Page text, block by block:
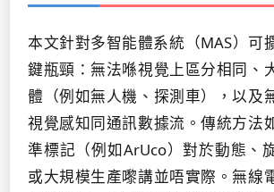
本文針對多智能體系統（MAS）可
鍵瓶頸：無法喺視覺上區分相同、
體（例如無人機、探測車），以及
視覺感知同通訊數據流。傳統方法
準標記（例如ArUco）對於動態、
或大規模生產嚟講並唔實際。無線